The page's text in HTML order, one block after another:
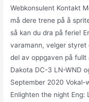
Webkonsulent Kontakt
må dere trene på å
så kan du dra på ferie!
varamann, velger styret
del av oppgaven på fullt
Dakota DC-3 LN-WND
September 2020 Vokal-
Enlighten the night Eng: